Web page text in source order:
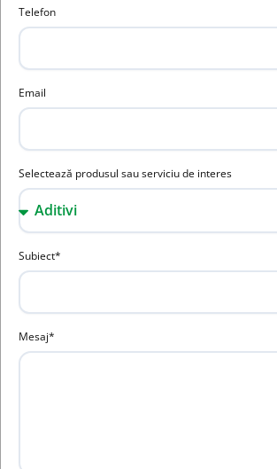
Telefon
Email
Selectează produsul sau serviciu de interes
Subiect*
Mesaj*